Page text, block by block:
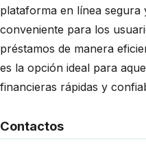
plataforma en línea segura
conveniente para los
préstamos de manera
es la opción ideal para
financieras rápidas y
Contactos